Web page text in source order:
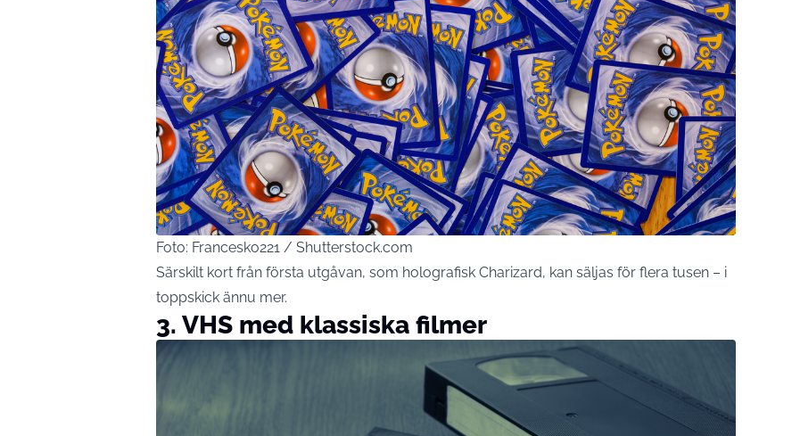
Foto: Francesko221 / Shutterstock.com
Särskilt kort från första utgåvan, som holografisk Charizard, kan säljas för flera tusen – i
toppskick ännu mer.
3. VHS med klassiska filmer